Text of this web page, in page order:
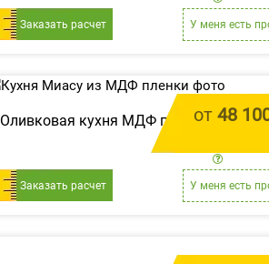
Заказать расчет У меня есть
от 48
Оливковая кухня МДФ пленка «Миасу»
Заказать расчет У меня есть